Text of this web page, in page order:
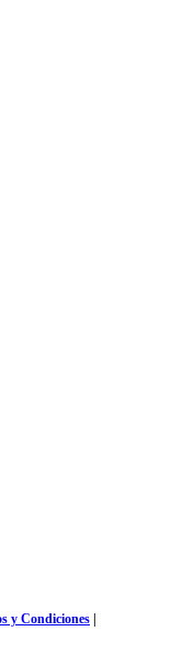
y Condiciones |